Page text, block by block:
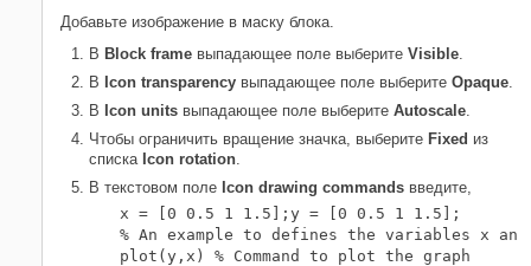
Добавьте изображение в маску блока.
В Block frame выпадающее поле выберите Visible
В Icon transparency выпадающее поле выберите Opaque
В Icon units выпадающее поле выберите Autoscale
Чтобы ограничить вращение значка, выберите Fixed из
списка Icon rotation
В текстовом поле Icon drawing commands введите,
x = [0 0.5 1 1.5];y = [0 0.5 1 1.5];
% An example to defines the variables x
plot(y,x) % Command to plot the graph